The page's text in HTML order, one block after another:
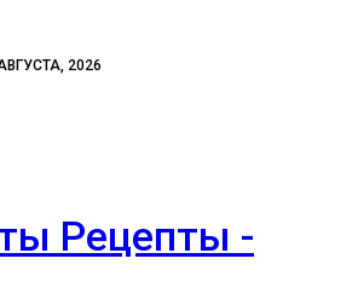
2026
Рецепты -